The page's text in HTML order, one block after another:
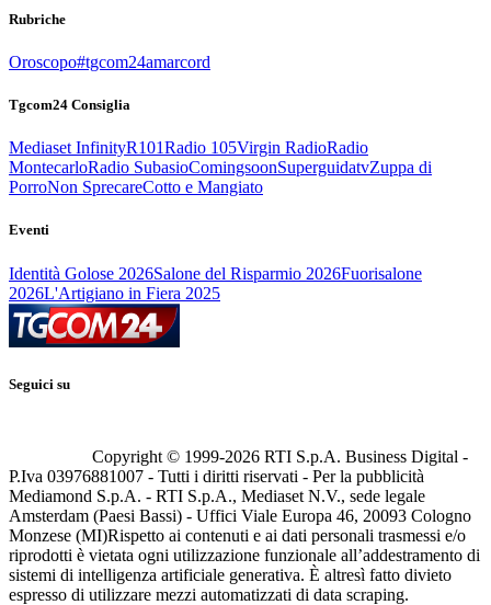
Rubriche
Oroscopo#tgcom24amarcord
Tgcom24 Consiglia
Mediaset InfinityR101Radio 105Virgin RadioRadio
MontecarloRadio SubasioComingsoonSuperguidatvZuppa di
PorroNon SprecareCotto e Mangiato
Eventi
Identità Golose 2026Salone del Risparmio 2026Fuorisalone
2026L'Artigiano in Fiera 2025
Seguici su
Copyright © 1999-2026 RTI S.p.A. Business Digital -
P.Iva 03976881007 - Tutti i diritti riservati - Per la pubblicità
Mediamond S.p.A. - RTI S.p.A., Mediaset N.V., sede legale
Amsterdam (Paesi Bassi) - Uffici Viale Europa 46, 20093 Cologno
Monzese (MI)Rispetto ai contenuti e ai dati personali trasmessi e/o
riprodotti è vietata ogni utilizzazione funzionale all’addestramento di
sistemi di intelligenza artificiale generativa. È altresì fatto divieto
espresso di utilizzare mezzi automatizzati di data scraping.